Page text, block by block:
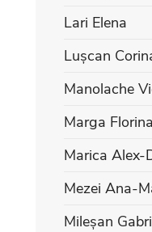
Lari Elena
Lușcan
Manolache
Marga
Marica Alex-
Mezei Ana-
Mileșan